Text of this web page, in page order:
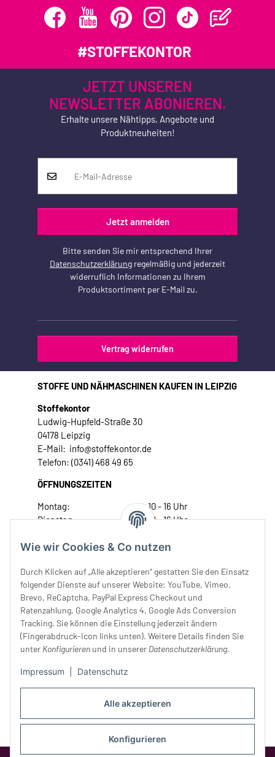
Alle akzeptieren
Konfigurieren
Wie wir Cookies & Co nutzen
Durch Klicken auf „Alle akzeptieren“ gestatten Sie den Einsatz
folgender Dienste auf unserer Website: YouTube, Vimeo,
Brevo, ReCaptcha, PayPal Express Checkout und
Ratenzahlung, Google Analytics 4, Google Ads Conversion
Tracking. Sie können die Einstellung jederzeit ändern
(Fingerabdruck-Icon links unten). Weitere Details finden Sie
unter Konfigurieren und in unserer Datenschutzerklärung.
Impressum Datenschutz
#STOFFEKONTOR
JETZT UNSEREN
NEWSLETTER ABONIEREN.
Erhalte unsere Nähtipps, Angebote und
Produktneuheiten!
Jetzt anmelden
Bitte senden Sie mir entsprechend Ihrer
Datenschutzerklärung regelmäßig und jederzeit
widerruflich Informationen zu Ihrem
Produktsortiment per E-Mail zu.
Vertrag widerrufen
STOFFE UND NÄHMASCHINEN KAUFEN IN LEIPZIG
Stoffekontor
Ludwig-Hupfeld-Straße 30
04178 Leipzig
E-Mail: info@stoffekontor.de
Telefon: (0341) 468 49 65
ÖFFNUNGSZEITEN
Montag:
10 - 16 Uhr
Dienstag:
10 - 16 Uhr
Donnerstag:
10 - 18 Uhr
Samstag:
10 - 14 Uhr
Unser Service
Rechtliches